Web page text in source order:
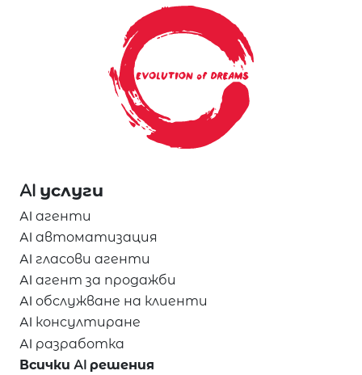
AI услуги
AI агенти
AI автоматизация
AI гласови агенти
AI агент за продажби
AI обслужване на клиенти
AI консултиране
AI разработка
Всички AI решения